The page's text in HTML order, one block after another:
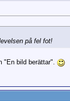
på fel fot!
"En bild berättar".